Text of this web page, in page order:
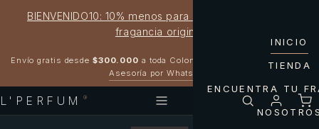
BIENVENIDO10: 10% menos para estrenar tu próxima
fragancia original
Envío gratis desde $300.000 a toda Colombia
Asesoría por WhatsApp
L'PERFUM ®
INICIO
TIENDA
ENCUENTRA TU